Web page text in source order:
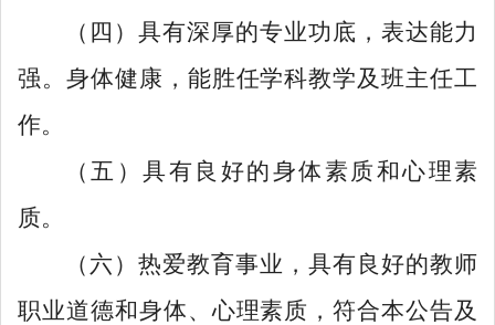
（四）具有深厚的专业功底，表达能力
强。身体健康，能胜任学科教学及班主任工
作。
（五）具有良好的身体素质和心理素
质。
（六）热爱教育事业，具有良好的教师
职业道德和身体、心理素质，符合本公告及